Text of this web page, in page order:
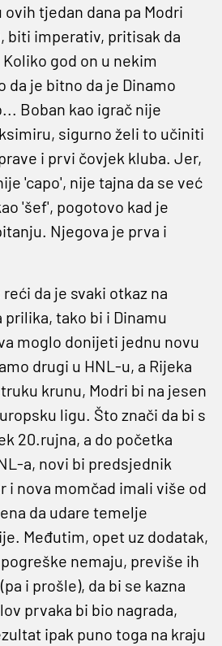
tjedan dana pa Modri
biti imperativ, pritisak da
god on u nekim
da je bitno da je Dinamo
Boban kao igrač nije
sigurno želi to učiniti
i prvi čovjek kluba. Jer,
'capo', nije tajna da se već
'šef', pogotovo kad je
Njegova je prva i
da je svaki otkaz na
tako bi i Dinamu
moglo donijeti jednu novu
drugi u HNL-u, a Rijeka
krunu, Modri bi na jesen
ligu. Što znači da bi s
20.rujna, a do početka
a, novi bi predsjednik
i nova momčad imali više od
da udare temelje
Međutim, opet uz dodatak,
nemaju, previše ih
i prošle), da bi se kazna
prvaka bi bio nagrada,
ipak puno toga na kraju